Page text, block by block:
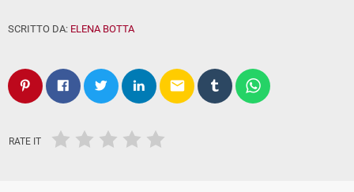
SCRITTO DA: ELENA BOTTA
email
RATE IT